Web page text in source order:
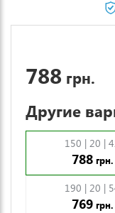
788 грн.
Другие
150 | 20 |
788грн.
190 | 20 |
769грн.